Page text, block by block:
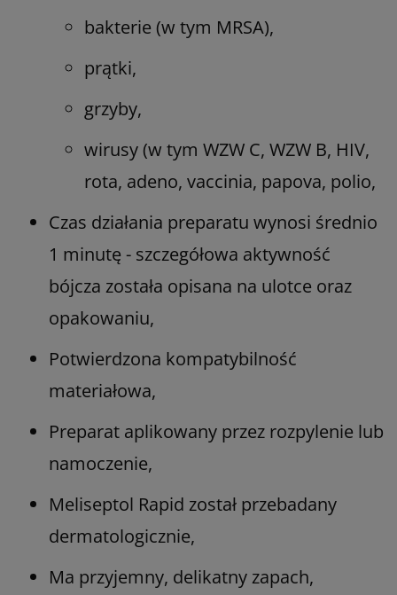
bakterie (w tym MRSA),
prątki,
grzyby,
wirusy (w tym WZW C, WZW B, HIV,
rota, adeno, vaccinia, papova, polio,
Czas działania preparatu wynosi średnio
1 minutę - szczegółowa aktywność
bójcza została opisana na ulotce oraz
opakowaniu,
Potwierdzona kompatybilność
materiałowa,
Preparat aplikowany przez rozpylenie lub
namoczenie,
Meliseptol Rapid został przebadany
dermatologicznie,
Ma przyjemny, delikatny zapach,